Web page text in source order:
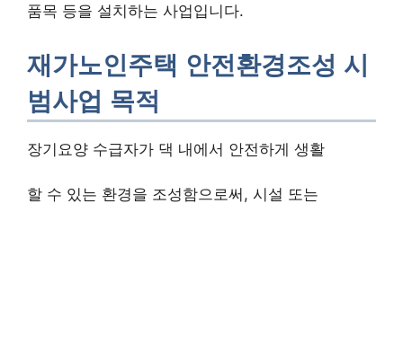
품목 등을 설치하는 사업입니다.
재가노인주택 안전환경조성 시
범사업 목적
장기요양 수급자가 댁 내에서 안전하게 생활
할 수 있는 환경을 조성함으로써, 시설 또는